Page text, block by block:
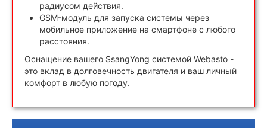
радиусом действия.
GSM-модуль для запуска системы через
мобильное приложение на смартфоне с любого
расстояния.
Оснащение вашего SsangYong системой Webasto -
это вклад в долговечность двигателя и ваш личный
комфорт в любую погоду.